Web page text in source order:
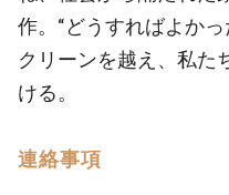
作。“どうすればよか
クリーンを越え、私た
ける。
連絡事項